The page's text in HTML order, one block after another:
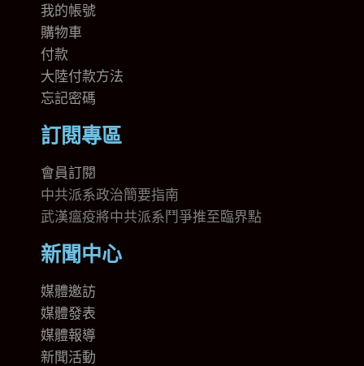
我的帳號
購物車
付款
大陸付款方法
忘記密碼
訂閱專區
會員訂閱
中共派系政治簡要指南
武漢瘟疫將中共派系鬥爭推至臨界點
新聞中心
媒體邀訪
媒體發表
媒體報導
新聞活動